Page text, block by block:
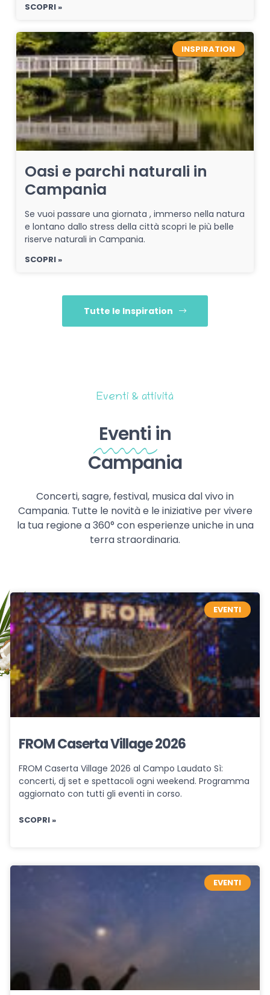
SCOPRI »
INSPIRATION
Oasi e parchi naturali in
Campania
Se vuoi passare una giornata , immerso nella natura
e lontano dallo stress della città scopri le più belle
riserve naturali in Campania.
SCOPRI »
Tutte le Inspiration
Eventi & attività
Eventi in
Campania
Concerti, sagre, festival, musica dal vivo in
Campania. Tutte le novità e le iniziative per vivere
la tua regione a 360° con esperienze uniche in una
terra straordinaria.
EVENTI
FROM Caserta Village 2026
FROM Caserta Village 2026 al Campo Laudato Sì:
concerti, dj set e spettacoli ogni weekend. Programma
aggiornato con tutti gli eventi in corso.
SCOPRI »
EVENTI